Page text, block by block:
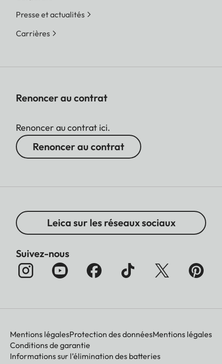
Presse et actualités
Carrières
Renoncer au contrat
Renoncer au contrat ici.
Renoncer au contrat
Leica sur les réseaux sociaux
Suivez-nous
Mentions légalesProtection des donnéesMentions légales
Conditions de garantie
Informations sur l’élimination des batteries